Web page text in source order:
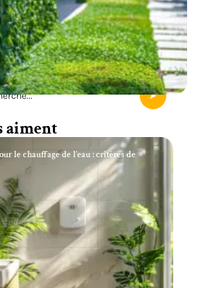
aiment
le chauffage de l’eau : critères de